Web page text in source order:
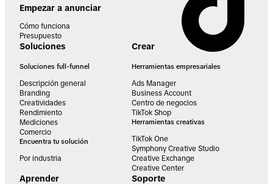
Empezar a anunciar
Cómo funciona
Presupuesto
Soluciones
Soluciones full-funnel
Descripción general
Branding
Creatividades
Rendimiento
Mediciones
Comercio
Encuentra tu solución
Por industria
Crear
Herramientas empresariales
Ads Manager
Business Account
Centro de negocios
TikTok Shop
Herramientas creativas
TikTok One
Symphony Creative Studio
Creative Exchange
Creative Center
Aprender Soporte